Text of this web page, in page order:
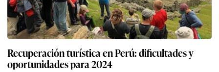
Recuperación turística en Perú: dificultades y
oportunidades para 2024